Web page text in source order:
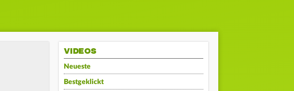
VIDEOS
Neueste
Bestgeklickt